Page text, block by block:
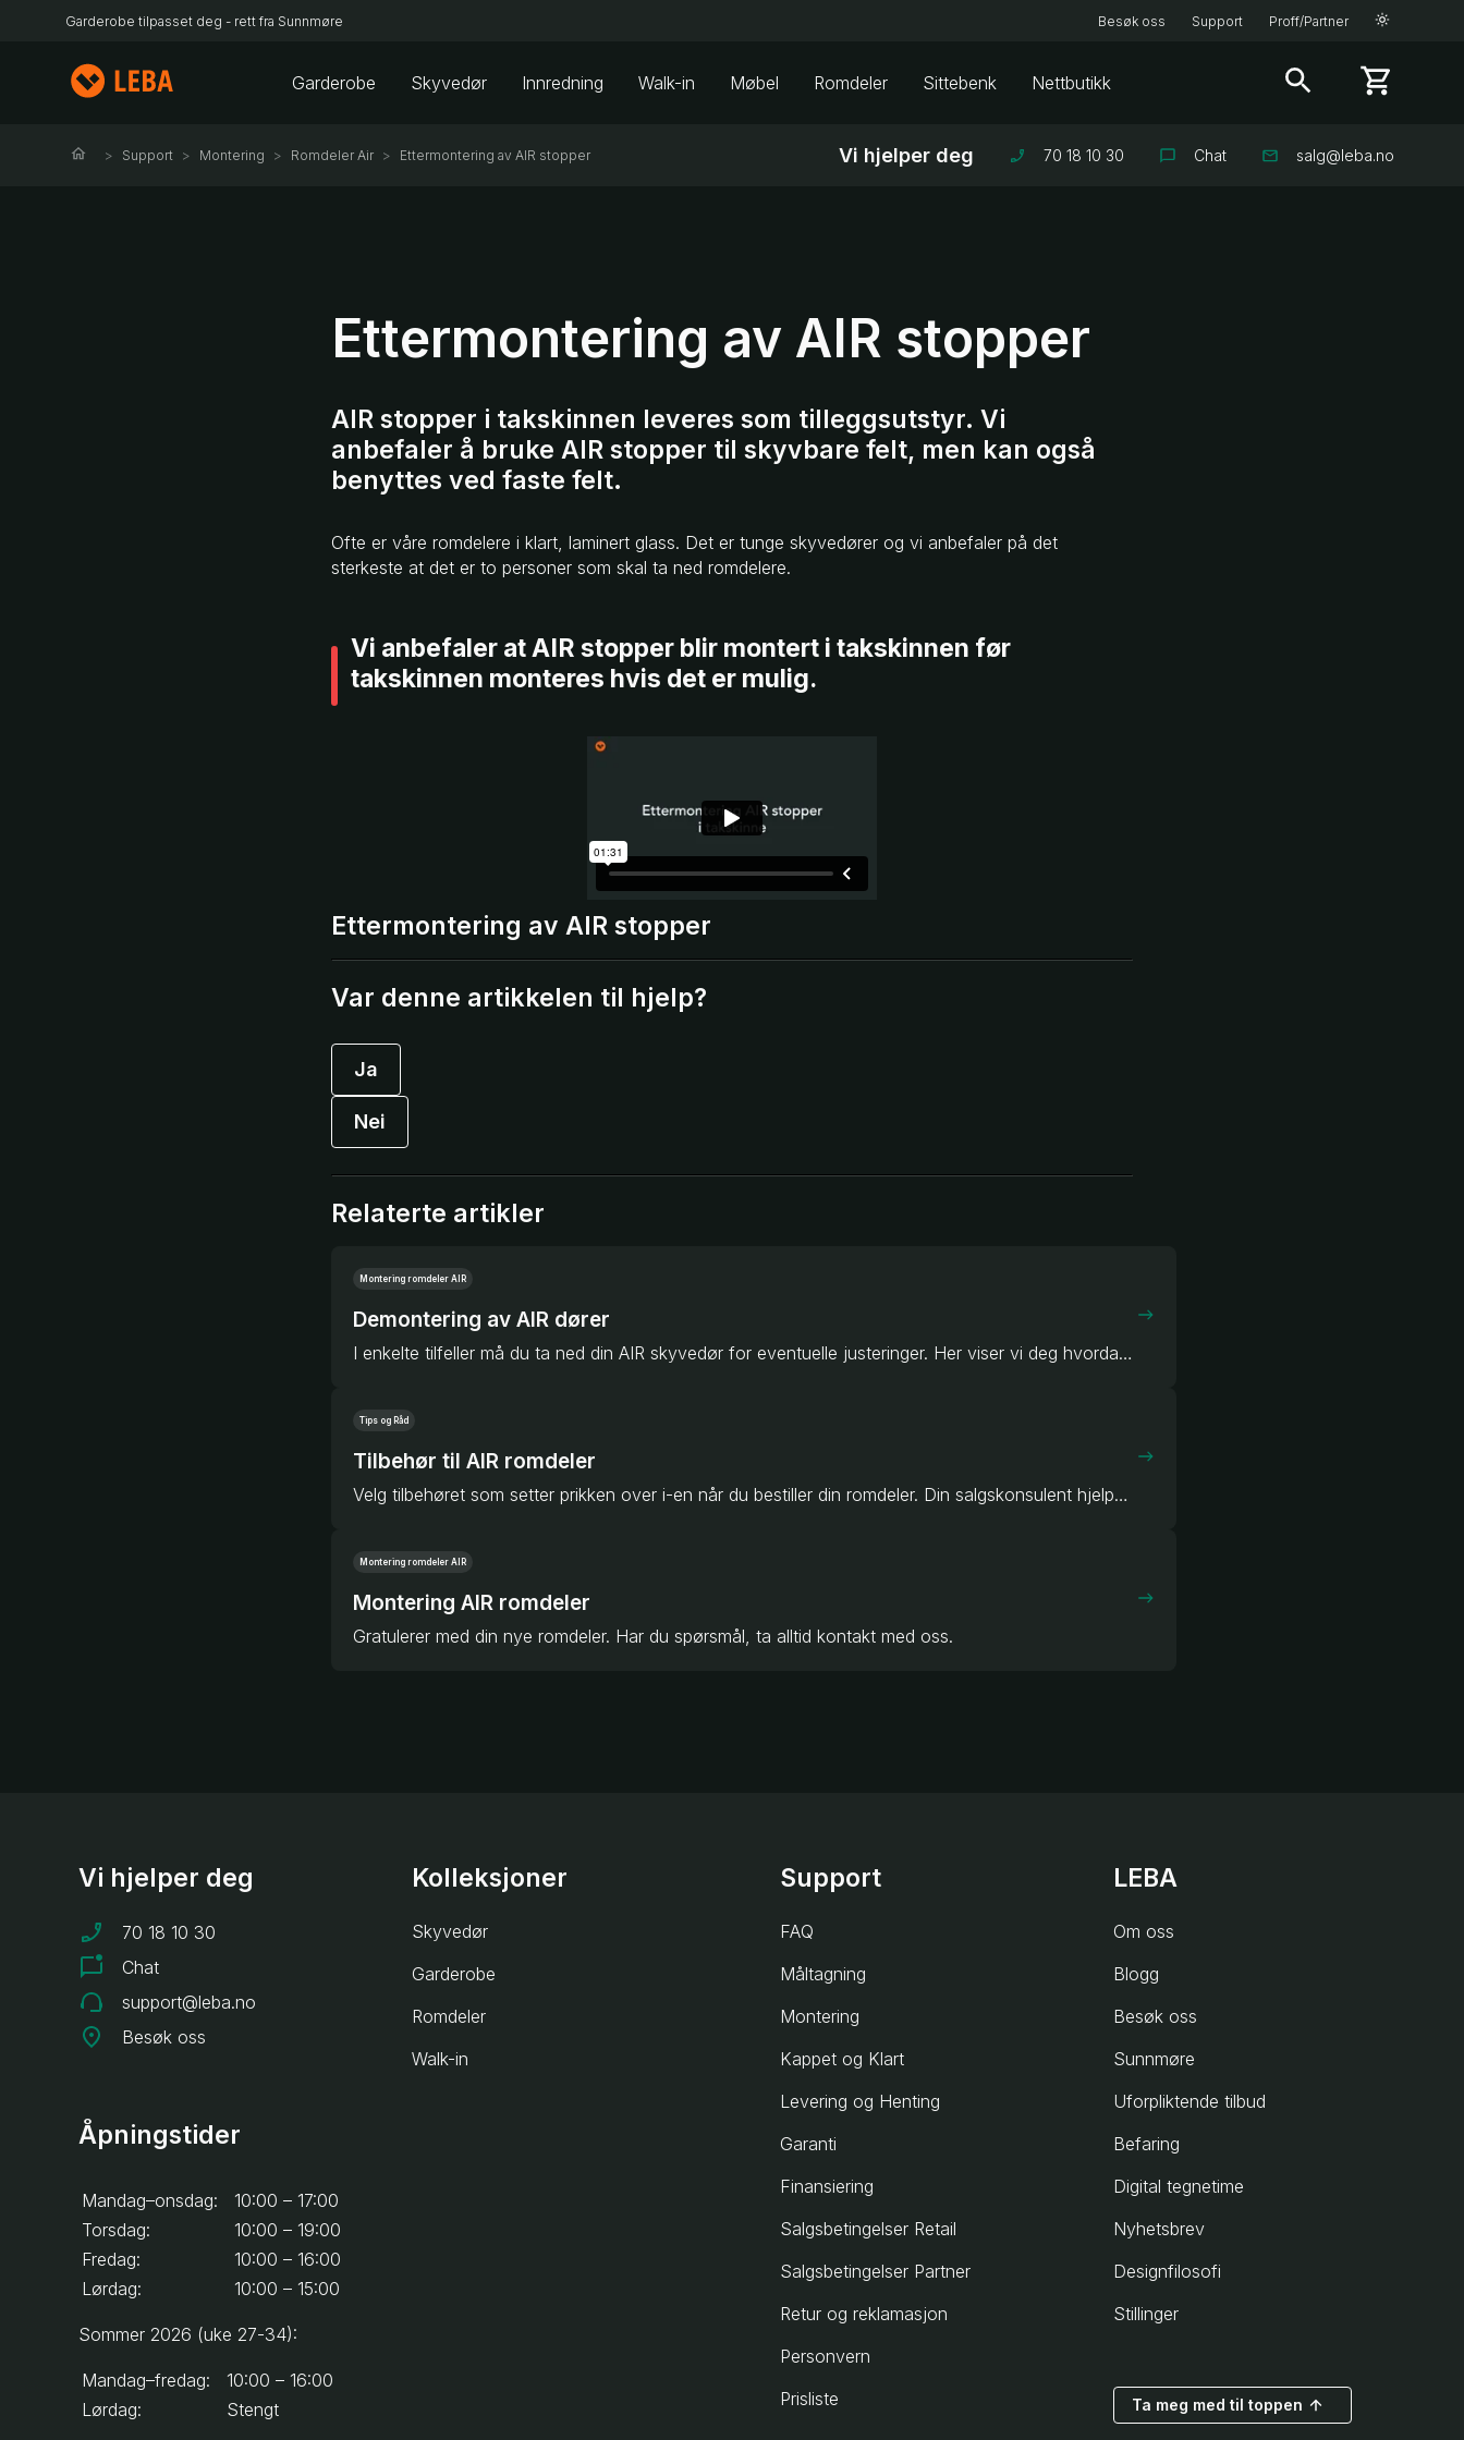
Garderobe tilpasset deg - rett fra Sunnmøre Besøk oss Support Proff/Partner
Garderobe Skyvedør Innredning Walk-in Møbel Romdeler Sittebenk Nettbutikk
Support Montering Romdeler Air Ettermontering av AIR stopper Vi hjelper deg 70 18 10 30 Chat salg@leba.no
Ettermontering av AIR stopper
AIR stopper i takskinnen leveres som tilleggsutstyr. Vi
anbefaler å bruke AIR stopper til skyvbare felt, men kan også
benyttes ved faste felt.
Ofte er våre romdelere i klart, laminert glass. Det er tunge skyvedører og vi anbefaler på det
sterkeste at det er to personer som skal ta ned romdelere.
Vi anbefaler at AIR stopper blir montert i takskinnen før
takskinnen monteres hvis det er mulig.
Ettermontering av AIR stopper
Var denne artikkelen til hjelp?
Ja
Nei
Relaterte artikler
Montering romdeler AIR
Demontering av AIR dører
I enkelte tilfeller må du ta ned din AIR skyvedør for eventuelle justeringer. Her viser vi deg hvordan du kan ta ned din AIR skyvedør.
Tips og Råd
Tilbehør til AIR romdeler
Velg tilbehøret som setter prikken over i-en når du bestiller din romdeler. Din salgskonsulent hjelper deg gjerne med anbefalinger.
Montering romdeler AIR
Montering AIR romdeler
Gratulerer med din nye romdeler. Har du spørsmål, ta alltid kontakt med oss.
Vi hjelper deg
70 18 10 30
Chat
support@leba.no
Besøk oss
Åpningstider
Mandag–onsdag:
10:00 – 17:00
Torsdag:
10:00 – 19:00
Fredag:
10:00 – 16:00
Lørdag:
10:00 – 15:00
Sommer 2026 (uke 27-34):
Mandag–fredag:
10:00 – 16:00
Lørdag:
Stengt
Kolleksjoner
Skyvedør
Garderobe
Romdeler
Walk-in
Support
FAQ
Måltagning
Montering
Kappet og Klart
Levering og Henting
Garanti
Finansiering
Salgsbetingelser Retail
Salgsbetingelser Partner
Retur og reklamasjon
Personvern
Prisliste
LEBA
Om oss
Blogg
Besøk oss
Sunnmøre
Uforpliktende tilbud
Befaring
Digital tegnetime
Nyhetsbrev
Designfilosofi
Stillinger
Ta meg med til toppen